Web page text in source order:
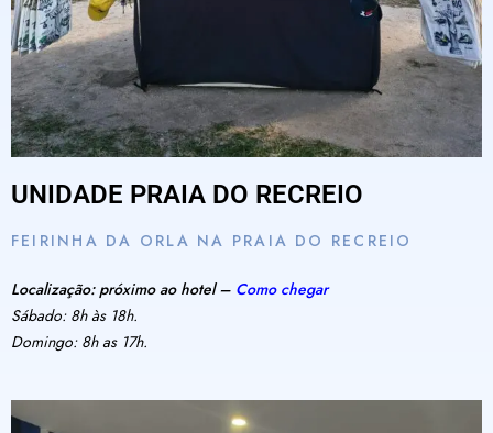
UNIDADE PRAIA DO RECREIO
FEIRINHA DA ORLA NA PRAIA DO RECREIO
Localização: próximo ao hotel – Como chegar
Sábado: 8h às 18h.
Domingo: 8h as 17h.